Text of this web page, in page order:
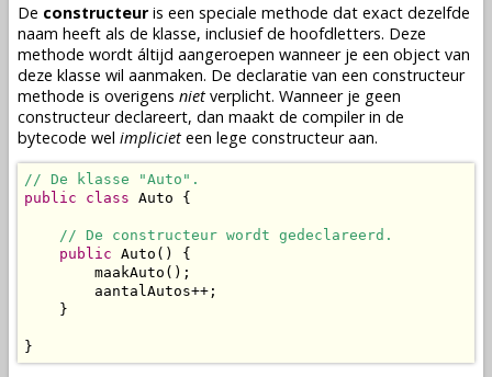
De constructeuris een speciale methode dat exact dezelfde
naam heeft als de klasse, inclusief de hoofdletters. Deze
methode wordt áltijd aangeroepen wanneer je een object van
deze klasse wil aanmaken. De declaratie van een constructeur
methode is overigens niet verplicht. Wanneer je geen
constructeurdeclareert, dan maakt de compiler in de
bytecode wel impliciet een lege constructeur aan.
// De klasse "Auto".
public
class Auto {
// De constructeur wordt gedeclareerd.
public Auto() {
        maakAuto();
        aantalAutos++;
    }
}